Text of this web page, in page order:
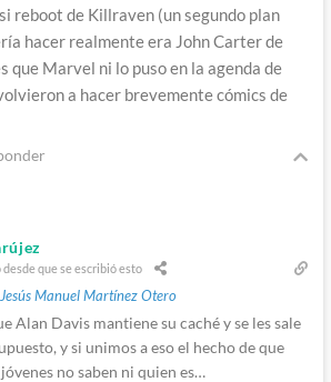
reboot de Killraven (un segundo plan
hacer realmente era John Carter de
que Marvel ni lo puso en la agenda de
a hacer brevemente cómics de
desde que se escribió esto
Jesús Manuel Martínez Otero
Alan Davis mantiene su caché y se les sale
y si unimos a eso el hecho de que
no saben ni quien es…